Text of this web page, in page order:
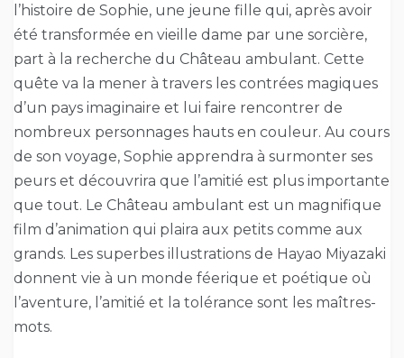
l’histoire de Sophie, une jeune fille qui, après avoir
été transformée en vieille dame par une sorcière,
part à la recherche du Château ambulant. Cette
quête va la mener à travers les contrées magiques
d’un pays imaginaire et lui faire rencontrer de
nombreux personnages hauts en couleur. Au cours
de son voyage, Sophie apprendra à surmonter ses
peurs et découvrira que l’amitié est plus importante
que tout. Le Château ambulant est un magnifique
film d’animation qui plaira aux petits comme aux
grands. Les superbes illustrations de Hayao Miyazaki
donnent vie à un monde féerique et poétique où
l’aventure, l’amitié et la tolérance sont les maîtres-
mots.